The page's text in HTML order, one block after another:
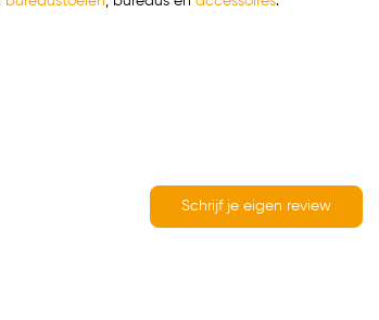
Schrijf je eigen review